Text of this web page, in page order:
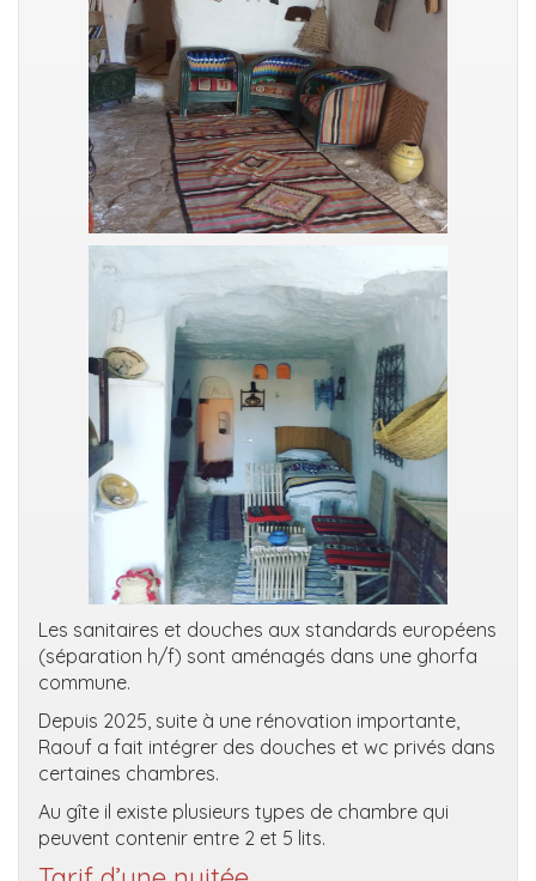
Les sanitaires et douches aux standards européens
(séparation h/f) sont aménagés dans une ghorfa
commune.
Depuis 2025, suite à une rénovation importante,
Raouf a fait intégrer des douches et wc privés dans
certaines chambres.
Au gîte il existe plusieurs types de chambre qui
peuvent contenir entre 2 et 5 lits.